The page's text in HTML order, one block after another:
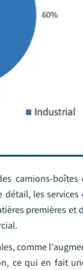
camions-
les
premières
comme
ce qui en fait